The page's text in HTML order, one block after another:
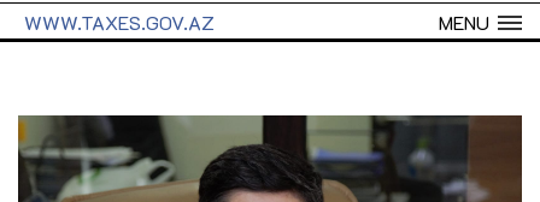
MENU
WWW.TAXES.GOV.AZ